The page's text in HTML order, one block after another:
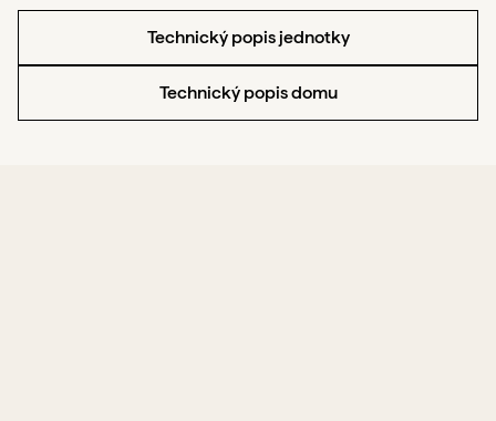
Technický popis jednotky
Technický popis domu